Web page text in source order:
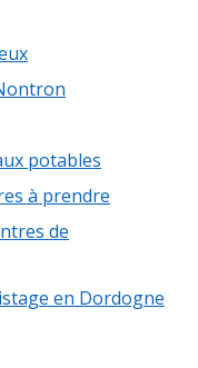
potables
à prendre
de
en Dordogne